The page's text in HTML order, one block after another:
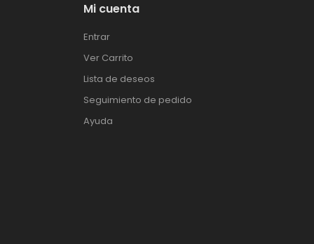
Mi cuenta
Entrar
Ver Carrito
Lista de deseos
Seguimiento de pedido
Ayuda